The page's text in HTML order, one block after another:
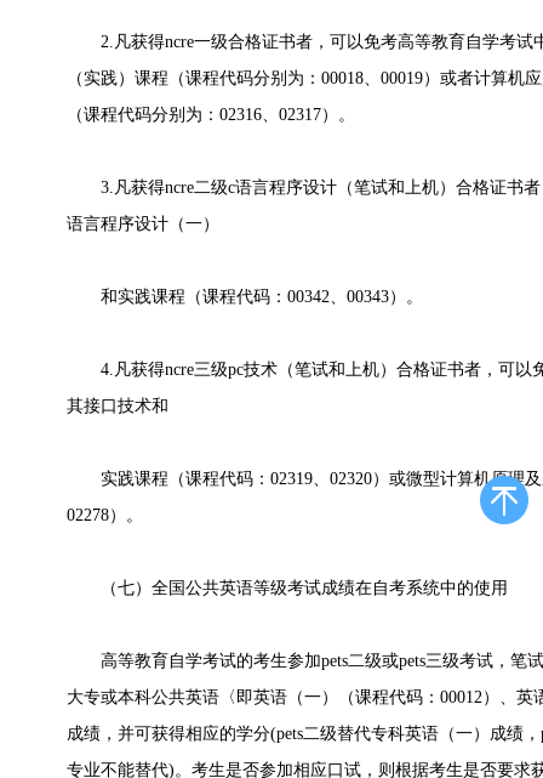
2.凡获得ncre一级合格证书者，可以免考高等教育自学考试
（实践）课程（课程代码分别为：00018、00019）或者计算机
（课程代码分别为：02316、02317）。
3.凡获得ncre二级c语言程序设计（笔试和上机）合格证书者
语言程序设计（一）
和实践课程（课程代码：00342、00343）。
4.凡获得ncre三级pc技术（笔试和上机）合格证书者，可以
其接口技术和
实践课程（课程代码：02319、02320）或微型计算机原理及
02278）。
（七）全国公共英语等级考试成绩在自考系统中的使用
高等教育自学考试的考生参加pets二级或pets三级考试，笔
大专或本科公共英语〈即英语（一）（课程代码：00012）、英
成绩，并可获得相应的学分(pets二级替代专科英语（一）成绩
专业不能替代)。考生是否参加相应口试，则根据考生是否要求